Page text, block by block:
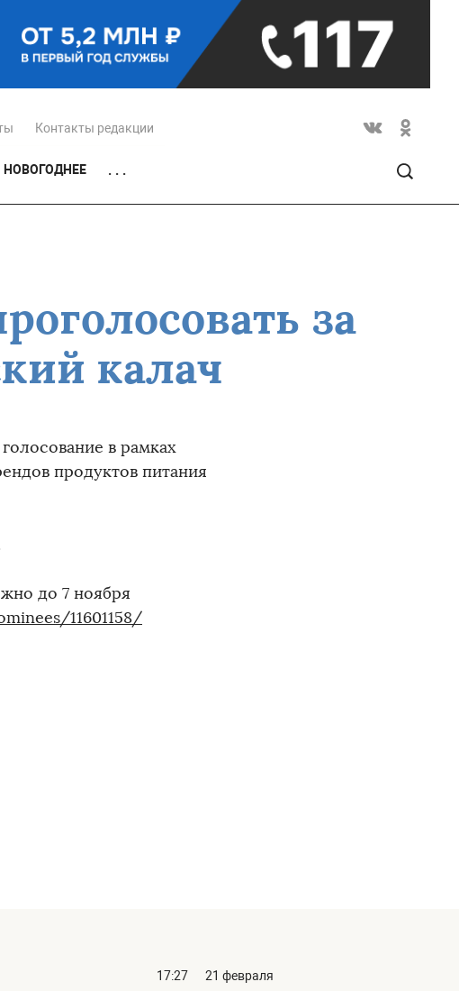
Контакты редакции
НОВОГОДНЕЕ . . .
за
калач
в рамках
продуктов питания
до 7 ноября
11601158/
17:27
21 февраля